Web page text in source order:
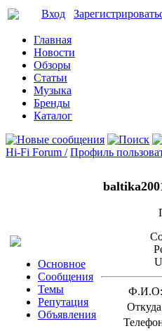
Вход
Главная
Новости
Обзоры
Статьи
Музыка
Бренды
Каталог
Hi-Fi Forum / Профиль
Основное
Сообщения
Темы
Репутация
Объявления
Ф.И.О: